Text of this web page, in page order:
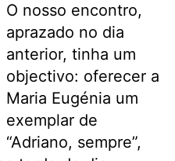
O nosso encontro,
aprazado no dia
anterior, tinha um
objectivo: oferecer a
Maria Eugénia um
exemplar de
“Adriano, sempre”,